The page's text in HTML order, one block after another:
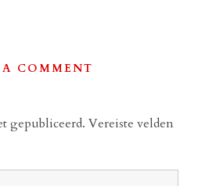
A COMMENT
gepubliceerd. Vereiste velden